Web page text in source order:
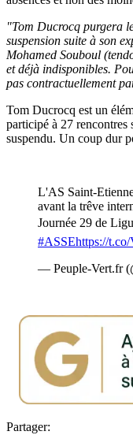
"Tom Ducrocq purgera
suspension suite à son
Mohamed Souboul
et déjà indisponibles.
pas contractuellement
Tom Ducrocq est un
participé à 27 rencontres
suspendu. Un coup dur
L'AS Saint-
avant la trêve
Journée 29 de
#ASSEhttps://
— Peuple-Vert.fr
Partager: